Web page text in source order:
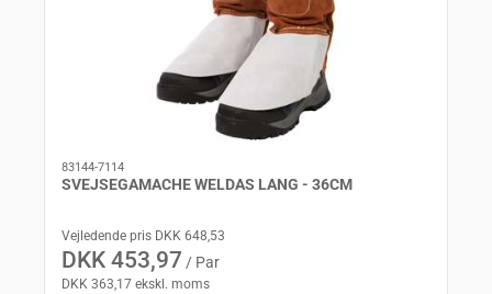
83144-7114
SVEJSEGAMACHE WELDAS LANG - 36CM
Vejledende pris DKK 648,53
DKK 453,97 / Par
DKK 363,17 ekskl. moms